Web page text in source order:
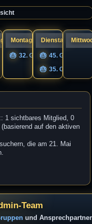
e
t
g
nigel
09.Montag, 10.
32. Geburtstag UNIQS
Dienstag, 11.
45.
35.
1 sichtbares Mitglied, 0
auf den aktiven
die am 21. Mai
Team
und